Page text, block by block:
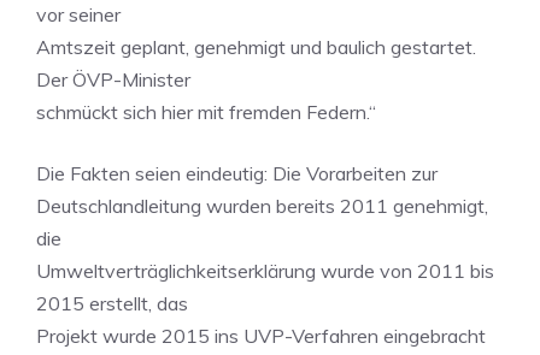
vor seiner
Amtszeit geplant, genehmigt und baulich gestartet.
Der ÖVP-Minister
schmückt sich hier mit fremden Federn.“
Die Fakten seien eindeutig: Die Vorarbeiten zur
Deutschlandleitung wurden bereits 2011 genehmigt,
die
Umweltverträglichkeitserklärung wurde von 2011 bis
2015 erstellt, das
Projekt wurde 2015 ins UVP-Verfahren eingebracht